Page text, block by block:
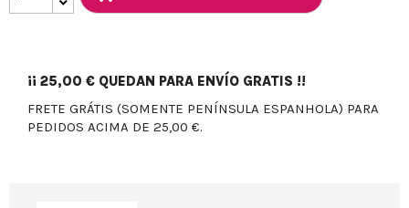
¡¡ 25,00 € QUEDAN PARA ENVÍO GRATIS !!
FRETE GRÁTIS (SOMENTE PENÍNSULA ESPANHOLA) PARA
PEDIDOS ACIMA DE 25,00 €.